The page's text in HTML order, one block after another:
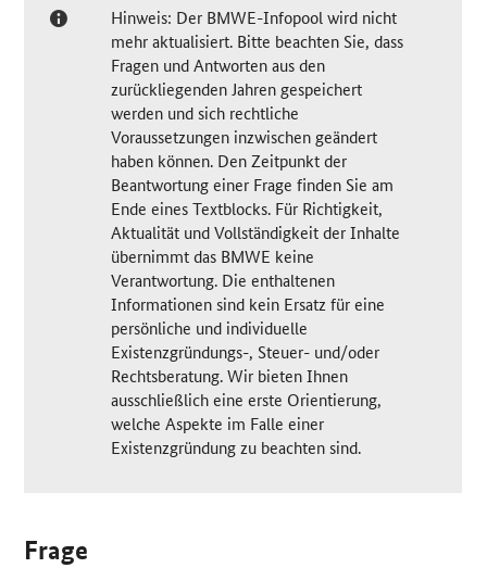
Hinweis: Der BMWE-Infopool wird nicht
mehr aktualisiert. Bitte beachten Sie, dass
Fragen und Antworten aus den
zurückliegenden Jahren gespeichert
werden und sich rechtliche
Voraussetzungen inzwischen geändert
haben können. Den Zeitpunkt der
Beantwortung einer Frage finden Sie am
Ende eines Textblocks. Für Richtigkeit,
Aktualität und Vollständigkeit der Inhalte
übernimmt das BMWE keine
Verantwortung. Die enthaltenen
Informationen sind kein Ersatz für eine
persönliche und individuelle
Existenzgründungs-, Steuer- und/oder
Rechtsberatung. Wir bieten Ihnen
ausschließlich eine erste Orientierung,
welche Aspekte im Falle einer
Existenzgründung zu beachten sind.
Frage